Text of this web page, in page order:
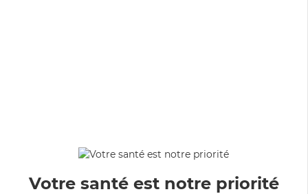
Votre santé est notre priorité